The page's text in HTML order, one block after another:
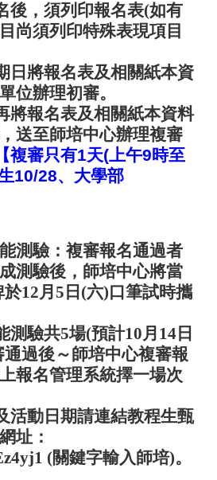
後，須列印報名表(如有
尚須列印特殊表現項目
日將報名表及相關紙本資
位辦理初審。
將報名表及相關紙本資料
送至師培中心辦理複審
【複審只有1天(上午9時至
10/28、大學部
測驗：複審報名通過者
測驗後，師培中心將當
12月5日(六)口筆試時攜
測驗共5場(預計10月14日
過後～師培中心複審報
報名管理系統擇一場次
活動日期請連結教程生甄
址：
(關鍵字輸入師培)。